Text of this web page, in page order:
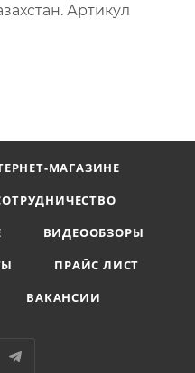
Артикул
МАГАЗИНЕ
ВИДЕООБЗОРЫ
ПРАЙС ЛИСТ
ВАКАНСИИ